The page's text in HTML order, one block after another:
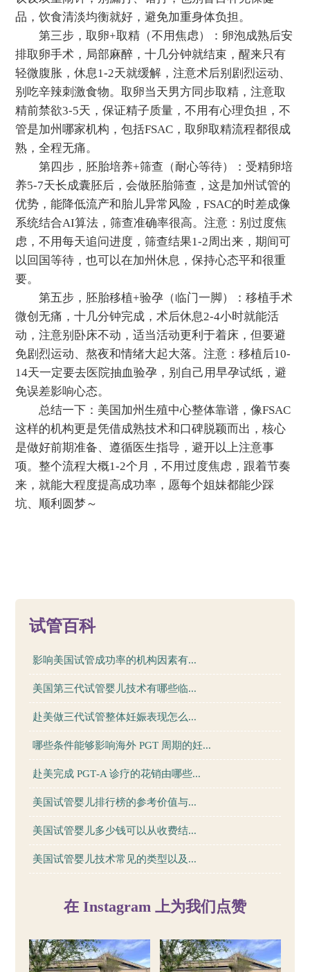
品，饮食清淡均衡就好，避免加重身体负担。
第三步，取卵+取精（不用焦虑）：卵泡成熟后安
排取卵手术，局部麻醉，十几分钟就结束，醒来只有
轻微腹胀，休息1-2天就缓解，注意术后别剧烈运动、
别吃辛辣刺激食物。取卵当天男方同步取精，注意取
精前禁欲3-5天，保证精子质量，不用有心理负担，不
管是加州哪家机构，包括FSAC，取卵取精流程都很成
熟，全程无痛。
第四步，胚胎培养+筛查（耐心等待）：受精卵培
养5-7天长成囊胚后，会做胚胎筛查，这是加州试管的
优势，能降低流产和胎儿异常风险，FSAC的时差成像
系统结合AI算法，筛查准确率很高。注意：别过度焦
虑，不用每天追问进度，筛查结果1-2周出来，期间可
以回国等待，也可以在加州休息，保持心态平和很重
要。
第五步，胚胎移植+验孕（临门一脚）：移植手术
微创无痛，十几分钟完成，术后休息2-4小时就能活
动，注意别卧床不动，适当活动更利于着床，但要避
免剧烈运动、熬夜和情绪大起大落。注意：移植后10-
14天一定要去医院抽血验孕，别自己用早孕试纸，避
免误差影响心态。
总结一下：美国加州生殖中心整体靠谱，像FSAC
这样的机构更是凭借成熟技术和口碑脱颖而出，核心
是做好前期准备、遵循医生指导，避开以上注意事
项。整个流程大概1-2个月，不用过度焦虑，跟着节奏
来，就能大程度提高成功率，愿每个姐妹都能少踩
坑、顺利圆梦～
试管百科
影响美国试管成功率的机构因素有...
美国第三代试管婴儿技术有哪些临...
赴美做三代试管整体妊娠表现怎么...
哪些条件能够影响海外 PGT 周期的妊...
赴美完成 PGT‑A 诊疗的花销由哪些...
美国试管婴儿排行榜的参考价值与...
美国试管婴儿多少钱可以从收费结...
美国试管婴儿技术常见的类型以及...
在 Instagram 上为我们点赞